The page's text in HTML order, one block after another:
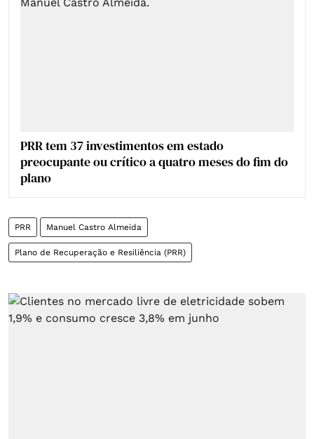
PRR tem 37 investimentos em estado
preocupante ou crítico a quatro meses do fim do
plano
PRR Manuel Castro Almeida
Plano de Recuperação e Resiliência (PRR)